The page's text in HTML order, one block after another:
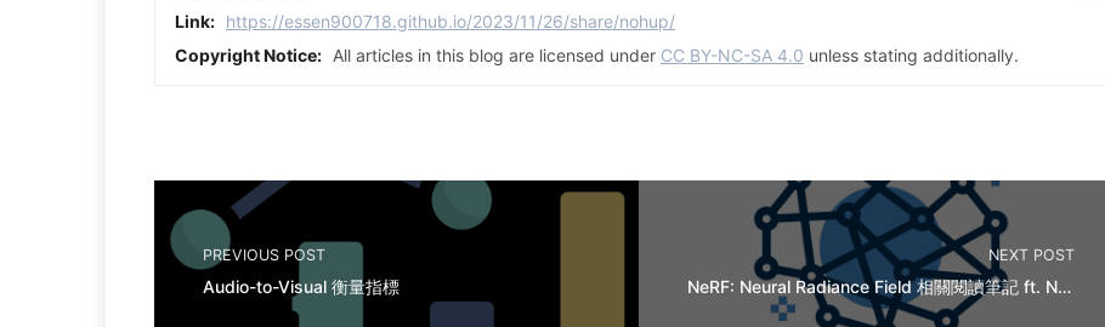
Link: https://essen900718.github.io/2023/11/26/share/nohup/
Copyright Notice: All articles in this blog are licensed under CC BY-NC-SA 4.0 unless stating additionally.
PREVIOUS POST
Audio-to-Visual 衡量指標
NEXT POST
NeRF: Neural Radiance Field 相關閱讀筆記 ft. NeRF-W